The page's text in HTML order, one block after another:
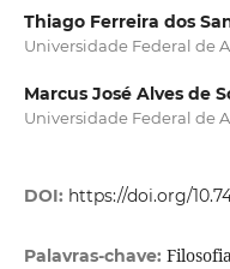
Thiago Ferreira dos
Universidade Federal de
Marcus José Alves de
Universidade Federal de
DOI: https://doi.org/
Palavras-chave: